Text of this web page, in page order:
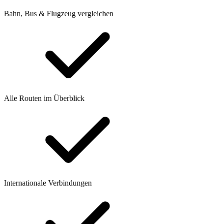
Bahn, Bus & Flugzeug vergleichen
Alle Routen im Überblick
Internationale Verbindungen